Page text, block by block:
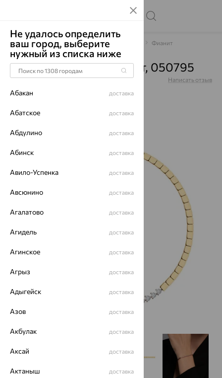
Главная Каталог Браслеты декоративные Фианит
Браслет, золото, фианит, 050795
Артикул:050795 Написать отзыв
Не удалось определить
ваш город, выберите
нужный из списка ниже
Абакан доставка
Абатское доставка
Абдулино доставка
Абинск доставка
Авило-Успенка доставка
Авсюнино доставка
Агалатово доставка
Агидель доставка
Агинское доставка
Агрыз доставка
Адыгейск доставка
Азов доставка
Акбулак доставка
Аксай доставка
Актаныш доставка